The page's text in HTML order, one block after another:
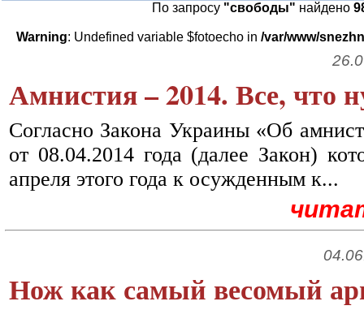
По запросу "свободы" найдено
Warning: Undefined variable $fotoecho in/var/www/
Амнистия – 2014. Все, что
Согласно Закона Украины «Об
от 08.04.2014 года (далее Закон)
апреля этого года к осужденным к...
Нож как самый весомый